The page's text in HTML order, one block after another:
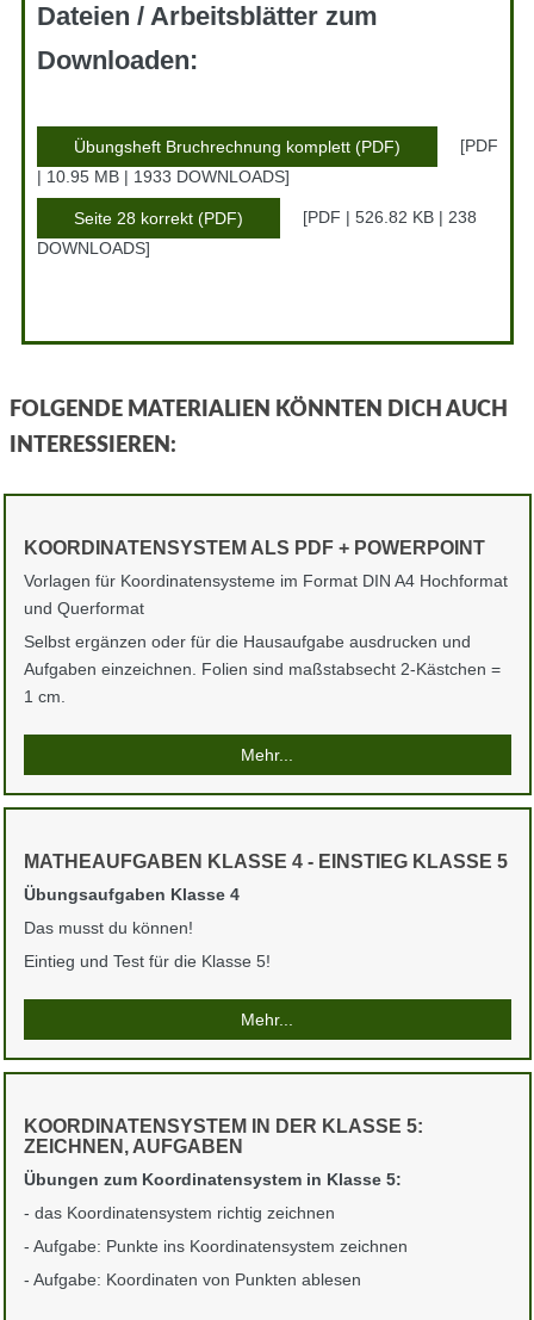
Dateien / Arbeitsblätter zum
Downloaden:
Übungsheft Bruchrechnung komplett (PDF)
PDF
| 10.95 MB | 1933 DOWNLOADS
Seite 28 korrekt (PDF)
PDF | 526.82 KB | 238
DOWNLOADS
FOLGENDE MATERIALIEN KÖNNTEN DICH AUCH
INTERESSIEREN:
KOORDINATENSYSTEM ALS PDF + POWERPOINT
Vorlagen für Koordinatensysteme im Format DIN A4 Hochformat
und Querformat
Selbst ergänzen oder für die Hausaufgabe ausdrucken und
Aufgaben einzeichnen. Folien sind maßstabsecht 2-Kästchen =
1 cm.
Mehr...
MATHEAUFGABEN KLASSE 4 - EINSTIEG KLASSE 5
Übungsaufgaben Klasse 4
Das musst du können!
Eintieg und Test für die Klasse 5!
Mehr...
KOORDINATENSYSTEM IN DER KLASSE 5:
ZEICHNEN, AUFGABEN
Übungen zum Koordinatensystem in Klasse 5:
- das Koordinatensystem richtig zeichnen
- Aufgabe: Punkte ins Koordinatensystem zeichnen
- Aufgabe: Koordinaten von Punkten ablesen